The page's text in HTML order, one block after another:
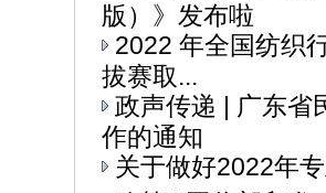
版）》发布啦
2022 年全国纺织
拔赛取...
政声传递 | 广东省
作的通知
关于做好2022年